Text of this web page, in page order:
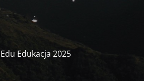
Edukacja 2025